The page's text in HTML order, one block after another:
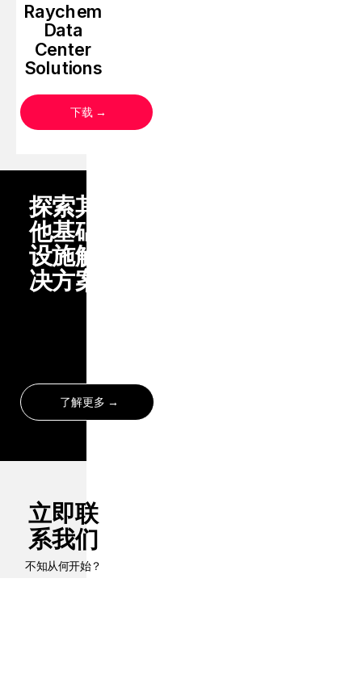
Raychem
Data
Center
Solutions
下载
探索其
他基础
设施解
决方案
了解更多
立即联
系我们
不知从何开始？